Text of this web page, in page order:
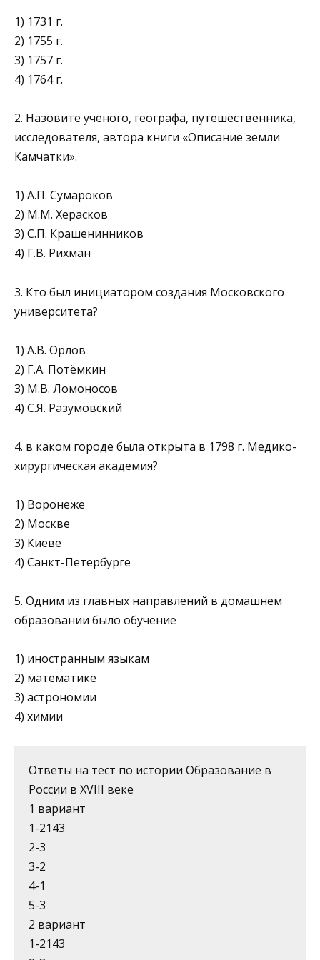
1) 1731 г.
2) 1755 г.
3) 1757 г.
4) 1764 г.
2. Назовите учёного, географа, путешественника,
исследова­теля, автора книги «Описание земли
Камчатки».
1) А.П. Сумароков
2) М.М. Херасков
3) С.П. Крашенинников
4) Г.В. Рихман
3. Кто был инициатором создания Московского
университета?
1) А.В. Орлов
2) Г.А. Потёмкин
3) М.В. Ломоносов
4) С.Я. Разумовский
4. в каком городе была открыта в 1798 г. Медико-
хирургическая академия?
1) Воронеже
2) Москве
3) Киеве
4) Санкт-Петербурге
5. Одним из главных направлений в домашнем
образовании было обучение
1) иностранным языкам
2) математике
3) астрономии
4) химии
Ответы на тест по истории Образование в
России в XVIII веке
1 вариант
1-2143
2-3
3-2
4-1
5-3
2 вариант
1-2143